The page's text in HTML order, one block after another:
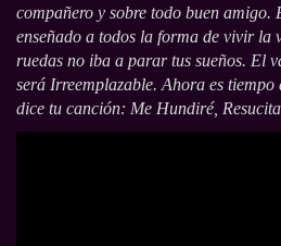
compañero y sobre todo buen amigo.
enseñado a todos la forma de vivir la
ruedas no iba a parar tus sueños. El
será Irreemplazable. Ahora es
dice tu canción: Me Hundiré,